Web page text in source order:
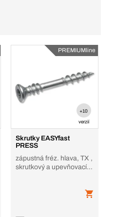
PREMIUMline
+10
verzií
Skrutky EASYfast
PRESS
zápustná fréz. hlava, TX ,
skrutkový a upevňovací